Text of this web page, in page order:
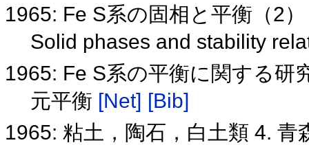
1965: Fe S系の固相と平衡（2
Solid phases and stability
1965: Fe S系の平衡に関する研
元平衡 [Net] [Bib]
1965: 粘土，陶石，白土類 4.